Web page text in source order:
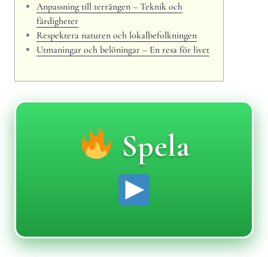
Anpassning till terrängen – Teknik och
färdigheter
Respektera naturen och lokalbefolkningen
Utmaningar och belöningar – En resa för livet
Spela